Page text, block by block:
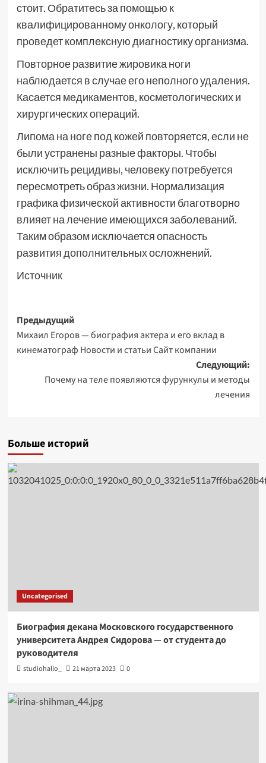
стоит. Обратитесь за помощью к
квалифицированному онкологу, который
проведет комплексную диагностику организма.
Повторное развитие жировика ноги
наблюдается в случае его неполного удаления.
Касается медикаментов, косметологических и
хирургических операций.
Липома на ноге под кожей повторяется, если не
были устранены разные факторы. Чтобы
исключить рецидивы, человеку потребуется
пересмотреть образ жизни. Нормализация
графика физической активности благотворно
влияет на лечение имеющихся заболеваний.
Таким образом исключается опасность
развития дополнительных осложнений.
Источник
Навигация
записи
Предыдущий
Михаил Егоров — биография актера и его вклад в
кинематограф Новости и статьи Сайт компании
Следующий:
Почему на теле появляются фурункулы и методы
лечения
Больше историй
Uncategorised
Биография декана Московского государственного
университета Андрея Сидорова — от студента до
руководителя
studiohallo_ 21 марта 2023 0